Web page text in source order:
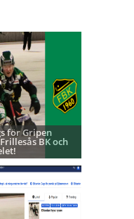
för Gripen
BK och